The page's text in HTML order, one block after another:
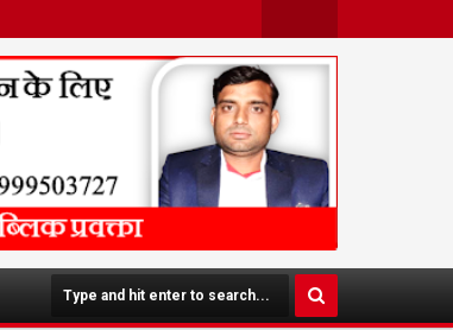
Twit
Face
Boo
K